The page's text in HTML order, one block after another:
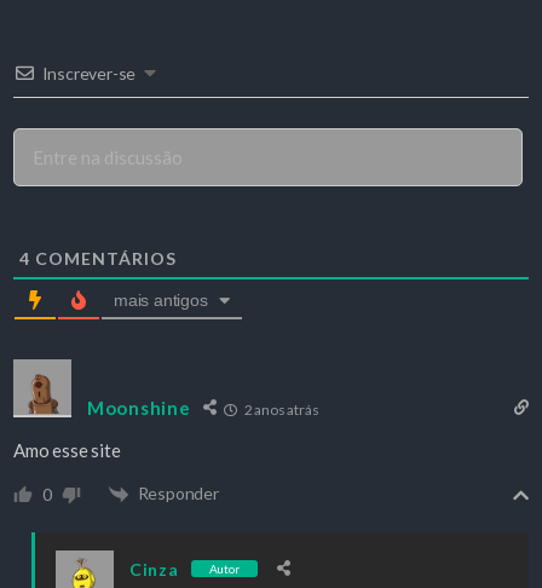
Inscrever-se
4 COMENTÁRIOS
mais antigos
Moonshine 2 anos atrás
Amo esse site
0 Responder
Cinza Autor